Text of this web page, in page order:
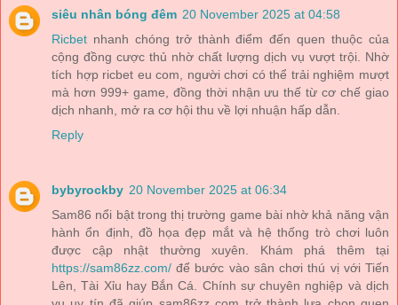
siêu nhân bóng đêm 20 November 2025 at 04:58
Ricbet nhanh chóng trở thành điểm đến quen thuộc của
cộng đồng cược thủ nhờ chất lượng dịch vụ vượt trội. Nhờ
tích hợp ricbet eu com, người chơi có thể trải nghiệm mượt
mà hơn 999+ game, đồng thời nhận ưu thế từ cơ chế giao
dịch nhanh, mở ra cơ hội thu về lợi nhuận hấp dẫn.
Reply
bybyrockby 20 November 2025 at 06:34
Sam86 nổi bật trong thị trường game bài nhờ khả năng vận
hành ổn định, đồ họa đẹp mắt và hệ thống trò chơi luôn
được cập nhật thường xuyên. Khám phá thêm tại
https://sam86zz.com/ để bước vào sân chơi thú vị với Tiến
Lên, Tài Xỉu hay Bắn Cá. Chính sự chuyên nghiệp và dịch